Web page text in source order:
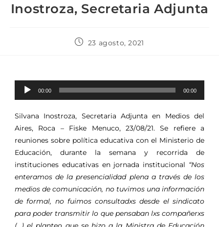
Inostroza, Secretaria Adjunta
23 agosto, 2021
Reproductor
de
00:00 00:00
Silvana Inostroza, Secretaria Adjunta en Medios del
Aires, Roca – Fiske Menuco, 23/08/21. Se refiere a
reuniones sobre política educativa con el Ministerio de
Educación, durante la semana y recorrida de
instituciones educativas en jornada institucional “Nos
enteramos de la presencialidad plena a través de los
medios de comunicación, no tuvimos una información
de formal, no fuimos consultadxs desde el sindicato
para poder transmitir lo que pensaban lxs compañerxs